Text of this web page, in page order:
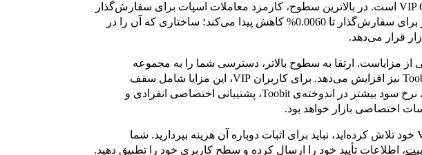
این برنامه شامل 7 سطح، از VIP 0 تا VIP 6 است. در بالاترین سطوح، کارمزد معاملات اسپات برای سفارش‌گذار
تا 0.0125% و کارمزد معاملات فیوچرز برای سفارش‌گذار تا 0.0060% کاهش پیدا می‌کند؛ ساختاری که آن را در
قرار می‌دهد.
از مزایاست. ارتقا به سطوح بالاتر، دسترسی شما را به مجموعه
گسترده‌تری از محصولات و خدمات Toobit نیز افزایش می‌دهد. برای کاربران VIP، این مزایا شامل سقف
تخصیص بالاتر در سکوی پرتاب Toobit، نرخ سود بیشتر در اندوخته‌ی Toobit، پشتیبانی اختصاصی انفرادی و
اختصاصی بازار خواهد بود.
اگر پیش‌تر برای دستیابی به جایگاه VIP خود تلاش کرده‌اید، نباید برای اثبات دوباره آن هزینه بپردازید. شما
، اطلاعات تأیید خود را ارسال کرده و سطح کاربری خود را تطبیق دهید.